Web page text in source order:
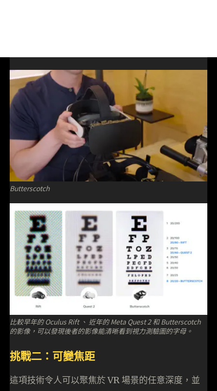
Butterscotch
比較早年的 Oculus Rift 、 近年的 Meta Quest 2 和 Butterscotch
的影像，可以發現後者的影像能清晰看到視力測驗圖的字母。
挑戰二：可變焦距
這項技術令人可以聚焦於 VR 場景的任意深度，並